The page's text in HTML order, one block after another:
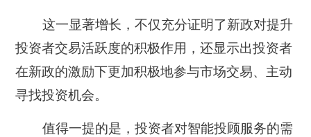
这一显著增长，不仅充分证明了新政对提升
投资者交易活跃度的积极作用，还显示出投资者
在新政的激励下更加积极地参与市场交易、主动
寻找投资机会。
值得一提的是，投资者对智能投顾服务的需